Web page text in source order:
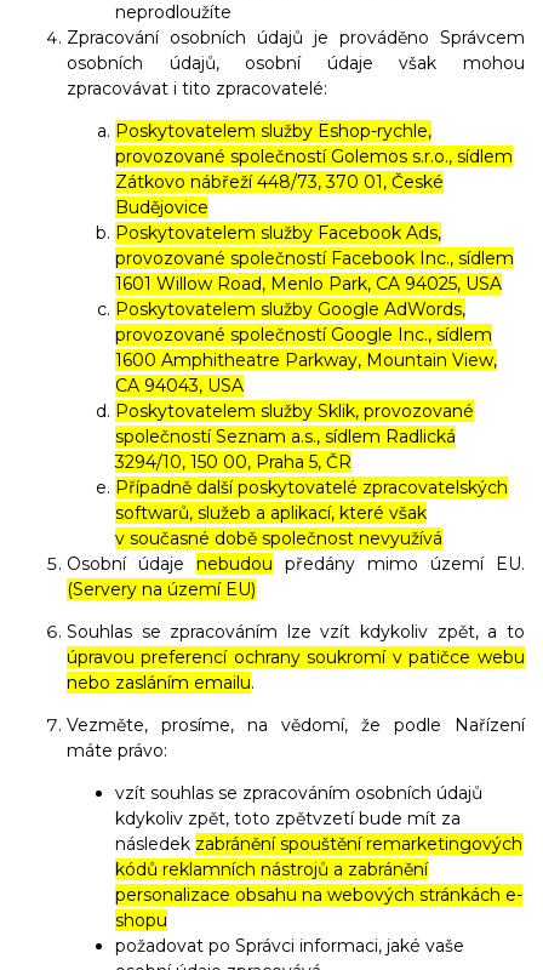
neprodloužíte
Zpracování osobních údajů je prováděno Správcem
osobních údajů, osobní údaje však mohou
zpracovávat i tito zpracovatelé:
Poskytovatelem služby Eshop-rychle,
provozované společností Golemos s.r.o., sídlem
Zátkovo nábřeží 448/73, 370 01, České
Budějovice
Poskytovatelem služby Facebook Ads,
provozované společností Facebook Inc., sídlem
1601 Willow Road, Menlo Park, CA 94025, USA
Poskytovatelem služby Google AdWords,
provozované společností Google Inc., sídlem
1600 Amphitheatre Parkway, Mountain View,
CA 94043, USA
Poskytovatelem služby Sklik, provozované
společností Seznam a.s., sídlem Radlická
3294/10, 150 00, Praha 5, ČR
Případně další poskytovatelé zpracovatelských
softwarů, služeb a aplikací, které však
v současné době společnost nevyužívá
Osobní údaje nebudou předány mimo území EU.
(Servery na území EU)
Souhlas se zpracováním lze vzít kdykoliv zpět, a to
úpravou preferencí ochrany soukromí v patičce webu
nebo zasláním emailu.
Vezměte, prosíme, na vědomí, že podle Nařízení
máte právo:
vzít souhlas se zpracováním osobních údajů
kdykoliv zpět, toto zpětvzetí bude mít za
následek zabránění spouštění remarketingových
kódů reklamních nástrojů a zabránění
personalizace obsahu na webových stránkách e-
shopu
požadovat po Správci informaci, jaké vaše